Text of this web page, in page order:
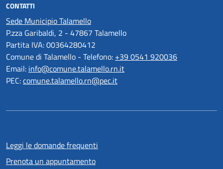
CONTATTI
Sede Municipio Talamello
P.zza Garibaldi, 2 - 47867 Talamello
Partita IVA: 00364280412
Comune di Talamello - Telefono: +39 0541 920036
Email: info@comune.talamello.rn.it
PEC:comune.talamello.rn@pec.it
Leggi le domande frequenti
Prenota un appuntamento